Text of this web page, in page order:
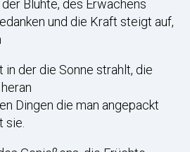
Blühte, des Erwachens
und die Kraft steigt auf,
in der die Sonne strahlt, die
Dingen die man angepackt
sie.